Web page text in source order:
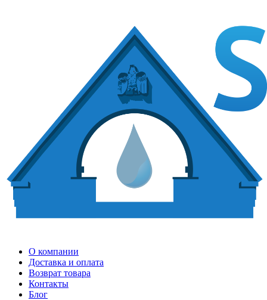
О компании
Доставка и оплата
Возврат товара
Контакты
Блог